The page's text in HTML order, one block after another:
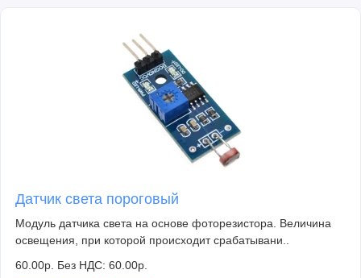
Для Mercedes GLA 200 для Mercedes Bens GLA
Mercedes-Benz GLEДля Mercedes GLE350 2017
для Mercedes benz GLE350 USAДля Mercedes
GLA180 2019Для Mercedes E350 2019Для
Mercedes C Class 2019Для Mercedes E260
coupe 2019/2020Для Mercedes Maybach S450
2020 Коллекционное изданиеДля Mercedes
E300L 2018, 2019Для Mercedes C260L 2019,
2020Для Mercedes E250 2017Для Mercedes E
ClassДля Mercedes Benz CLA45Для Mercedes
GLC 260L 2018Для Mercedes C-Class 2019,
CLASS 450 2019Для Mercedes S-Class 2019,
Датчик света пороговый
Модуль датчика света на основе фоторезистора. Величина
освещения, при которой происходит срабатывани..
60.00р. Без НДС: 60.00р.